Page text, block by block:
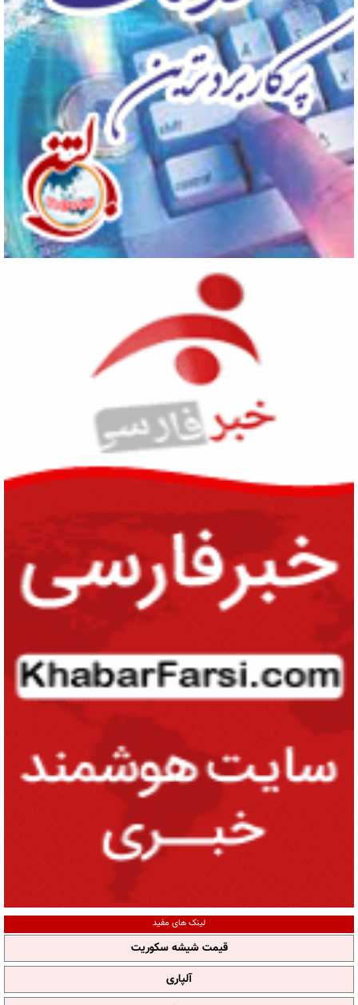
لینک های مفید
قیمت شیشه سکوریت
آلپاری